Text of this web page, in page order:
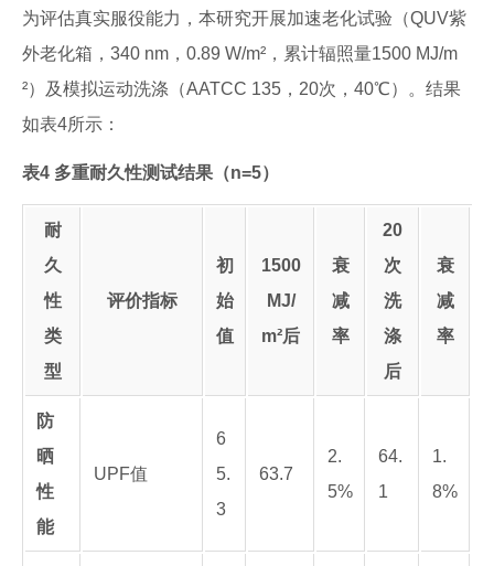
为评估真实服役能力，本研究开展加速老化试验（QUV紫
外老化箱，340 nm，0.89 W/m²，累计辐照量1500 MJ/m
²）及模拟运动洗涤（AATCC 135，20次，40℃）。结果
如表4所示：
表4 多重耐久性测试结果（n=5）
耐
久
性
类
型
评价指标
初
始
值
1500
MJ/
m²后
衰
减
率
20
次
洗
涤
后
衰
减
率
防
晒
性
能
UPF值
6
5.
3
63.7
2.
5%
64.
1
1.
8%